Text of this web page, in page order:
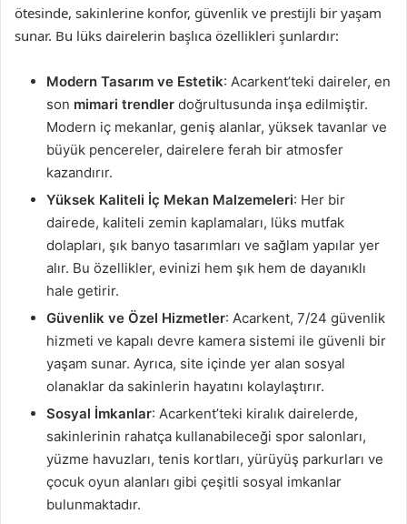
ötesinde, sakinlerine konfor, güvenlik ve prestijli bir yaşam
sunar. Bu lüks dairelerin başlıca özellikleri şunlardır:
Modern Tasarım ve Estetik: Acarkent’teki daireler, en
son mimari trendler doğrultusunda inşa edilmiştir.
Modern iç mekanlar, geniş alanlar, yüksek tavanlar ve
büyük pencereler, dairelere ferah bir atmosfer
kazandırır.
Yüksek Kaliteli İç Mekan Malzemeleri: Her bir
dairede, kaliteli zemin kaplamaları, lüks mutfak
dolapları, şık banyo tasarımları ve sağlam yapılar yer
alır. Bu özellikler, evinizi hem şık hem de dayanıklı
hale getirir.
Güvenlik ve Özel Hizmetler: Acarkent, 7/24 güvenlik
hizmeti ve kapalı devre kamera sistemi ile güvenli bir
yaşam sunar. Ayrıca, site içinde yer alan sosyal
olanaklar da sakinlerin hayatını kolaylaştırır.
Sosyal İmkanlar: Acarkent’teki kiralık dairelerde,
sakinlerinin rahatça kullanabileceği spor salonları,
yüzme havuzları, tenis kortları, yürüyüş parkurları ve
çocuk oyun alanları gibi çeşitli sosyal imkanlar
bulunmaktadır.